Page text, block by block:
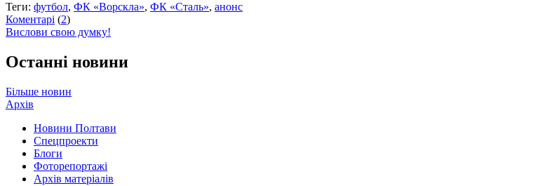
Теги: футбол, ФК «Ворскла», ФК «Сталь», анонс
Коментарі (2)
Вислови свою думку!
Останні новини
Більше новин
Архів
Новини Полтави
Спецпроекти
Блоги
Фоторепортажі
Архів матеріалів